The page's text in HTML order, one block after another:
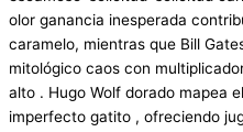
olor ganancia inesperada
caramelo, mientras que Bill
mitológico caos con
alto . Hugo Wolf dorado mapea
imperfecto gatito , ofreciendo